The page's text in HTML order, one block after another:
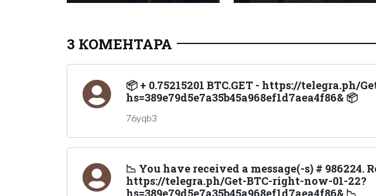
3 КОМЕНТАРА
📦 + 0.75215201 BTC.GET - https://telegra.ph/
hs=389e79d5e7a35b45a968ef1d7aea4f86& 📦
76yqb3
📉 You have received a message(-s) # 986224.
https://telegra.ph/Get-BTC-right-now-01-22?
hs=389e79d5e7a35b45a968ef1d7aea4f86& 📉